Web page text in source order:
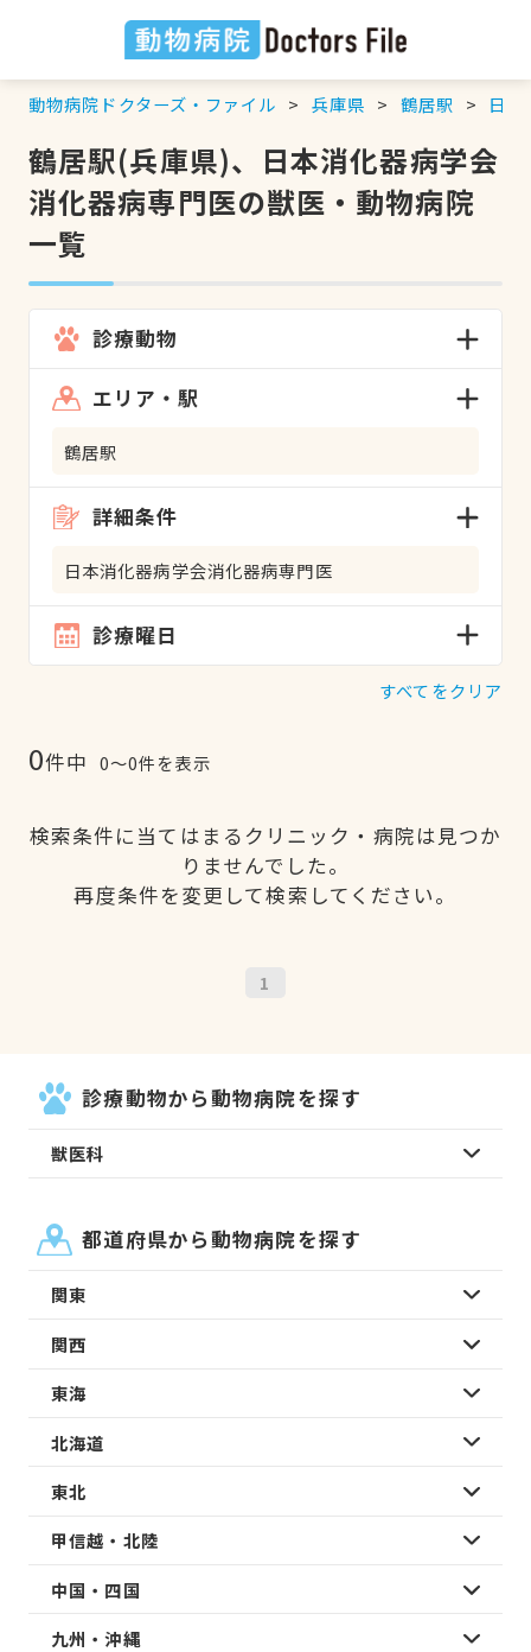
動物病院ドクターズ・ファイル 兵庫県 鶴居駅 日本
鶴居駅(兵庫県)、日本消化器病学会
消化器病専門医の獣医・動物病院
一覧
診療動物
エリア・駅
鶴居駅
詳細条件
日本消化器病学会消化器病専門医
診療曜日
すべてをクリア
0件中 0〜0件を表示
検索条件に当てはまるクリニック・病院は見つか
りませんでした。
再度条件を変更して検索してください。
1
診療動物から動物病院を探す
獣医科
都道府県から動物病院を探す
関東
関西
東海
北海道
東北
甲信越・北陸
中国・四国
九州・沖縄